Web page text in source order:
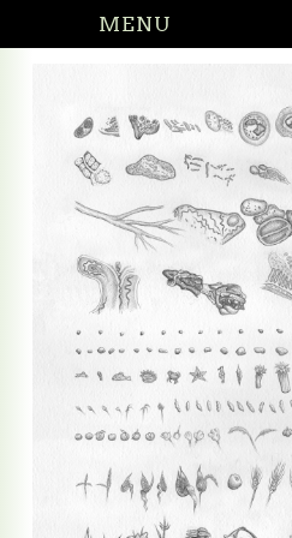
sin decirme nada
sin decirme nada
el cruce de caminos
MENU